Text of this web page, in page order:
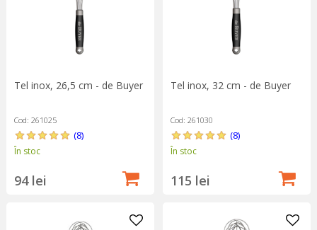
Tel inox, 26,5 cm - de Buyer
Cod: 261025
(8)
În stoc
94 lei
Tel inox, 32 cm - de Buyer
Cod: 261030
(8)
În stoc
115 lei